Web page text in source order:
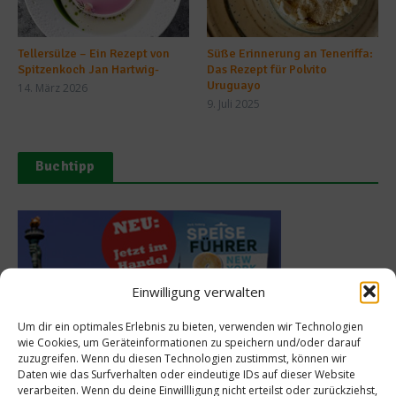
Einwilligung verwalten
Um dir ein optimales Erlebnis zu bieten, verwenden wir Technologien
wie Cookies, um Geräteinformationen zu speichern und/oder darauf
zuzugreifen. Wenn du diesen Technologien zustimmst, können wir
Daten wie das Surfverhalten oder eindeutige IDs auf dieser Website
verarbeiten. Wenn du deine Einwillligung nicht erteilst oder zurückziehst,
Tellersülze – Ein Rezept von
Spitzenkoch Jan Hartwig-
14. März 2026
Süße Erinnerung an Teneriffa:
Das Rezept für Polvito
Uruguayo
9. Juli 2025
Buchtipp